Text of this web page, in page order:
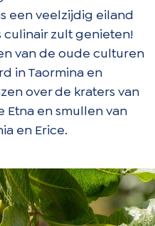
een veelzijdig eiland
zult genieten!
van de oude culturen
in Taormina en
over de kraters van
Etna en smullen van
en Erice.